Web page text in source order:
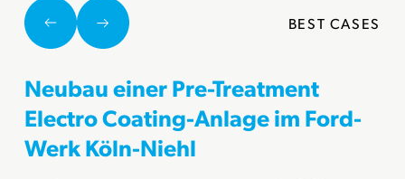
BEST CASES
Neubau einer Pre-Treatment
Electro Coating-Anlage im Ford-
Werk Köln-Niehl